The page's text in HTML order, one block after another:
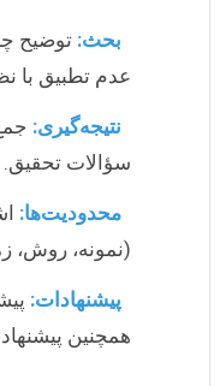
بحث: توضیح
عدم تطبیق با
نتیجه‌گیری:
سؤالات تحقیق.
محدودیت‌ها:
(نمونه، روش،
پیشنهادات:
همچنین